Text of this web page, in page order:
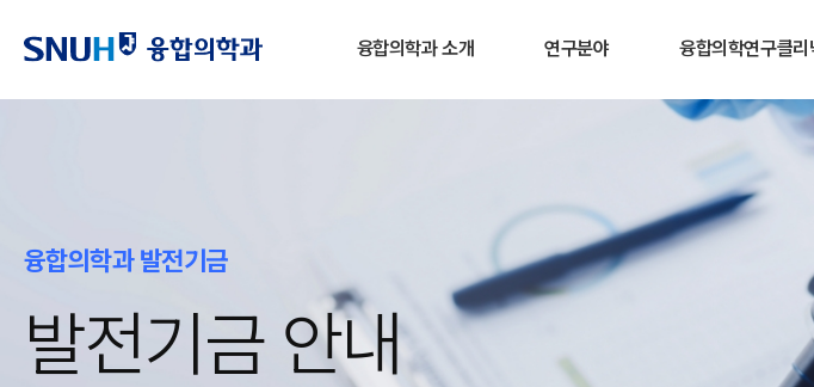
융합의학과 소개 연구분야 융합의학연구클리
융합의학과 발전기금
발전기금 안내